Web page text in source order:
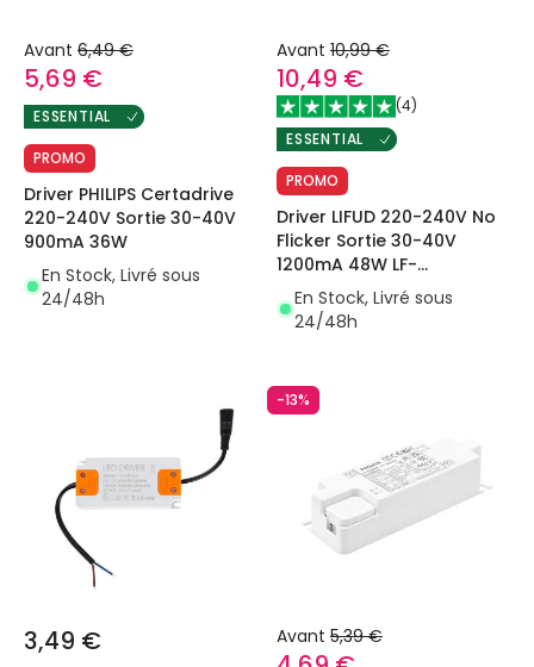
Avant 6,49 €
5,69 €
ESSENTIAL
PROMO
Driver PHILIPS Certadrive
220-240V Sortie 30-40V
900mA 36W
En Stock, Livré sous
24/48h
Avant 10,99 €
10,49 €
(4)
ESSENTIAL
PROMO
Driver LIFUD 220-240V No
Flicker Sortie 30-40V
1200mA 48W LF-
GIF050YS1200H
En Stock, Livré sous
24/48h
3,49 €
-13%
Avant 5,39 €